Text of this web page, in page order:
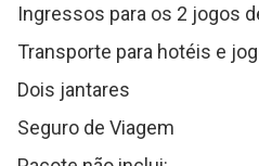
Ingressos para os 2 jogos
Transporte para hotéis e
Dois jantares
Seguro de Viagem